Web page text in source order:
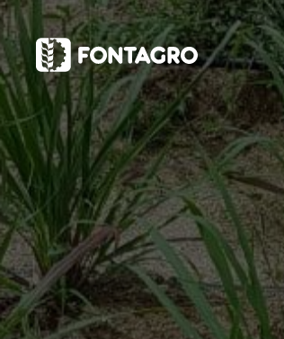
webstories